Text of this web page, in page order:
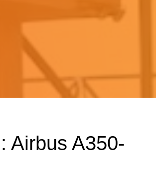
Airbus A350-